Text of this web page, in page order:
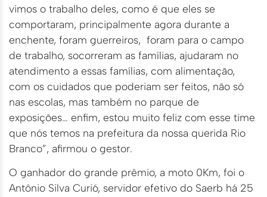
vimos o trabalho deles, como é que eles se
comportaram, principalmente agora durante a
enchente, foram guerreiros, foram para o campo
de trabalho, socorreram as famílias, ajudaram no
atendimento a essas famílias, com alimentação,
com os cuidados que poderiam ser feitos, não só
nas escolas, mas também no parque de
exposições… enfim, estou muito feliz com esse time
que nós temos na prefeitura da nossa querida Rio
Branco”, afirmou o gestor.
O ganhador do grande prêmio, a moto 0Km, foi o
Antônio Silva Curió, servidor efetivo do Saerb há 25